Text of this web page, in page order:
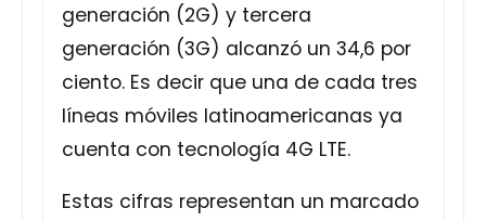
generación (2G) y tercera
generación (3G) alcanzó un 34,6 por
ciento. Es decir que una de cada tres
líneas móviles latinoamericanas ya
cuenta con tecnología 4G LTE.
Estas cifras representan un marcado